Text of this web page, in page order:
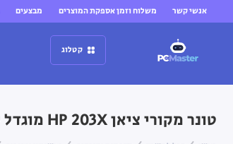
אנשי קשר משלוח וזמן אספקת המוצרים מבצעים
קטלוג
טונר מקורי ציאן HP 203X מוגדל למדפסות HP Color LaserJet Pro